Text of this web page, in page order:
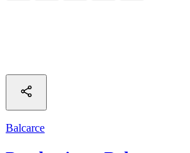
Balcarce